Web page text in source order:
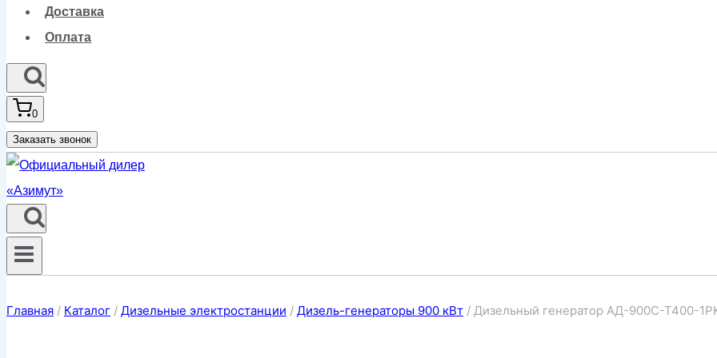
Доставка
Оплата
0
Заказать звонок
Главная / Каталог / Дизельные электростанции / Дизель-генераторы 900 кВт / Дизельный генератор АД-900С-Т400-